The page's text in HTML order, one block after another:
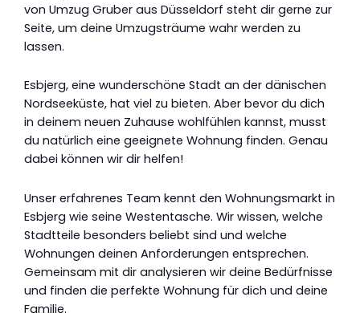
von Umzug Gruber aus Düsseldorf steht dir gerne zur
Seite, um deine Umzugsträume wahr werden zu
lassen.
Esbjerg, eine wunderschöne Stadt an der dänischen
Nordseeküste, hat viel zu bieten. Aber bevor du dich
in deinem neuen Zuhause wohlfühlen kannst, musst
du natürlich eine geeignete Wohnung finden. Genau
dabei können wir dir helfen!
Unser erfahrenes Team kennt den Wohnungsmarkt in
Esbjerg wie seine Westentasche. Wir wissen, welche
Stadtteile besonders beliebt sind und welche
Wohnungen deinen Anforderungen entsprechen.
Gemeinsam mit dir analysieren wir deine Bedürfnisse
und finden die perfekte Wohnung für dich und deine
Familie.